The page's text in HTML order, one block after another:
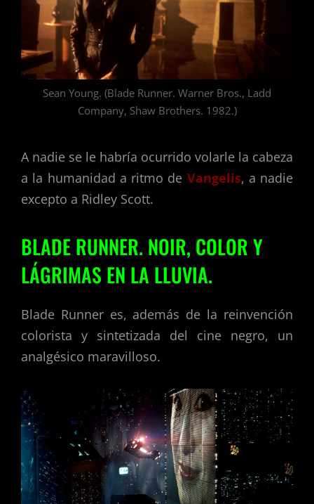
Sean Young. (Blade Runner. Warner Bros., Ladd
Company, Shaw Brothers. 1982.)
A nadie se le habría ocurrido volarle la cabeza
a la humanidad a ritmo de Vangelis, a nadie
excepto a Ridley Scott.
BLADE RUNNER. NOIR, COLOR Y
LÁGRIMAS EN LA LLUVIA.
Blade Runner es, además de la reinvención
colorista y sintetizada del cine negro, un
analgésico maravilloso.